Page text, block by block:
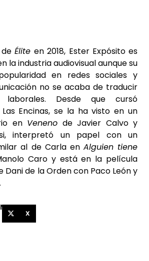
Éliteen 2018, Ester Expósito es
la industria audiovisual aunque su
en redes sociales y
no se acaba de traducir
Desde que cursó
Encinas, se la ha visto en un
en Venenode Javier Calvo y
interpretó un papel con un
al de Carla en Alguien tiene
Caro y está en la película
Dani de la Orden con Paco León y
X